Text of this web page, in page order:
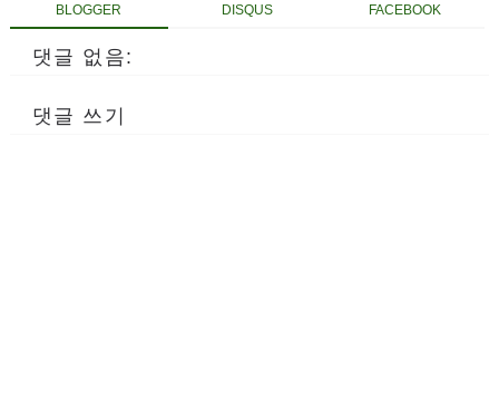
BLOGGER DISQUS FACEBOOK
댓글 없음:
댓글 쓰기